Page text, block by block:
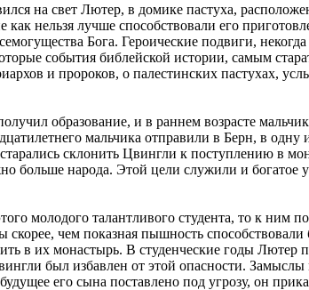
на свет Лютер, в домике пастуха,
нельзя лучше способствовали его
Бога. Героические подвиги,
события библейской истории, самым
и пророков, о палестинских пастухах,
образование, и в раннем возрасте
мальчика отправили в Берн, в
склонить Цвингли к поступлению в
больше народа. Этой цели служили и
молодого талантливого студента, то к ним
чем показная пышность
в их монастырь. В студенческие годы Лютер
был избавлен от этой опасности.
его сына поставлено под угрозу, он